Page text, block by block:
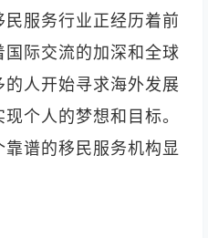
服务行业正经历着前
际交流的加深和全球
人开始寻求海外发展
个人的梦想和目标。
谱的移民服务机构显